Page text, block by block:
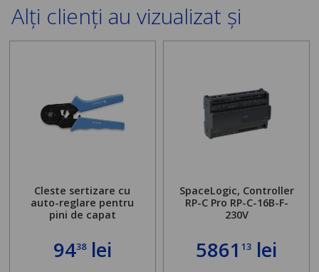
Alți clienți au vizualizat și
Cleste sertizare cu
auto-reglare pentru
pini de capat
9438lei
SpaceLogic, Controller
RP-C Pro RP-C-16B-F-
230V
586113 lei